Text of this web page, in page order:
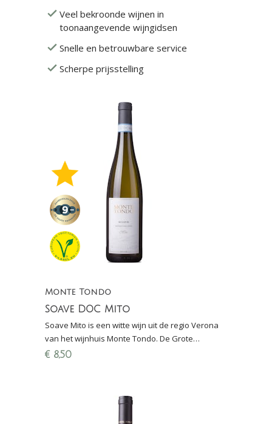
Veel bekroonde wijnen in
toonaangevende wijngidsen
Snelle en betrouwbare service
Scherpe prijsstelling
Monte Tondo
Soave DOC Mito
Soave Mito is een witte wijn uit de regio Verona
van het wijnhuis Monte Tondo. De Grote
Hamersma 2019: De beste Soave op dit
€ 8,50